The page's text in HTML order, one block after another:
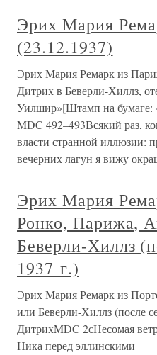
Эрих Мария
(23.12.1937)
Эрих Мария Ремарк из
Дитрих в Беверли-Хиллз,
Уилшир»[Штамп на бумаге:
MDC 492–493Всякий раз,
власти странной иллюзии:
вечерних лагун я вижу
Эрих Мария
Ронко, Парижа,
Беверли-Хиллз
1937 г.)
Эрих Мария Ремарк из
или Беверли-Хиллз (после
ДитрихMDC 2сНесомая
Ника перед эллинскими